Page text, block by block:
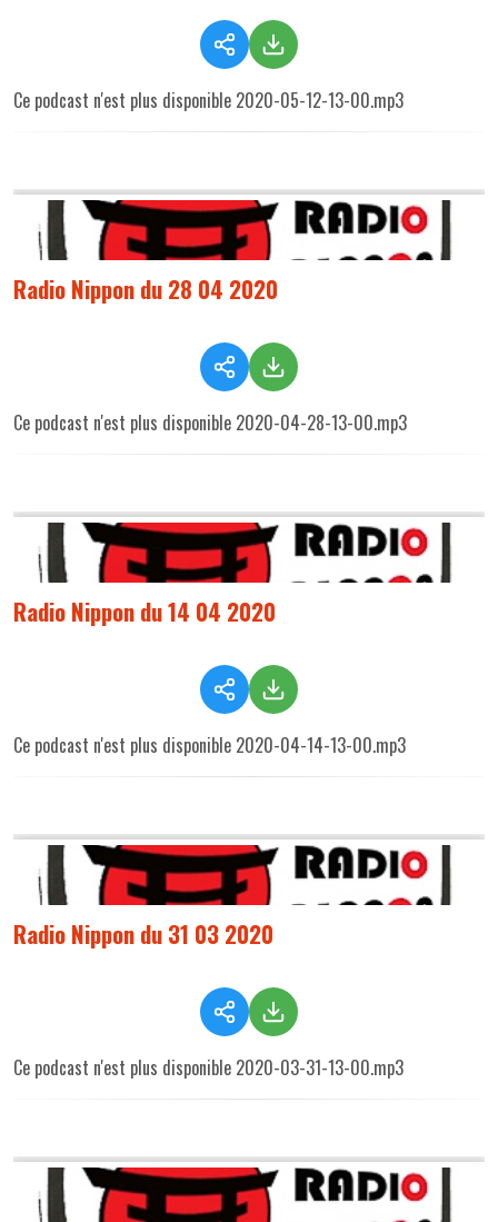
Ce podcast n'est plus disponible 2020-05-12-13-00.mp3
Radio Nippon du 28 04 2020
Ce podcast n'est plus disponible 2020-04-28-13-00.mp3
Radio Nippon du 14 04 2020
Ce podcast n'est plus disponible 2020-04-14-13-00.mp3
Radio Nippon du 31 03 2020
Ce podcast n'est plus disponible 2020-03-31-13-00.mp3